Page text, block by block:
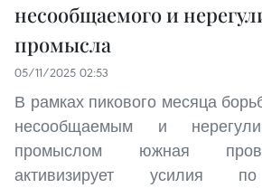
несообщаемого и
промысла
05/11/2025 02:53
В рамках пикового месяца
несообщаемым и
промыслом южная
активизирует усилия